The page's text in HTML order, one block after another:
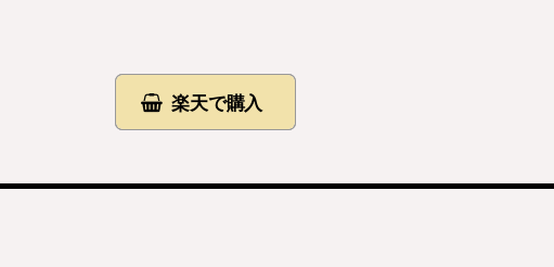
楽天で購入